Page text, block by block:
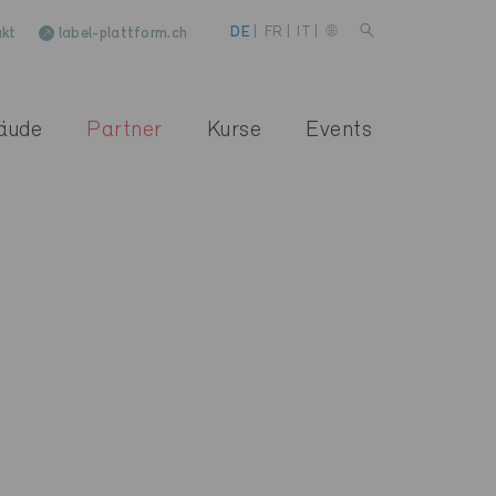
label-plattform.ch DE FR
Partner Kurse Events